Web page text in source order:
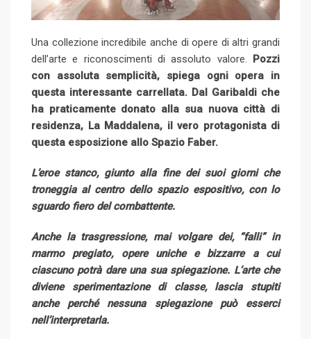
Una collezione incredibile anche di opere di altri grandi
dell’arte e riconoscimenti di assoluto valore. Pozzi
con assoluta semplicità, spiega ogni opera in
questa interessante carrellata. Dal Garibaldi che
ha praticamente donato alla sua nuova città di
residenza, La Maddalena, il vero protagonista di
questa esposizione allo Spazio Faber.
L’eroe stanco, giunto alla fine dei suoi giorni che
troneggia al centro dello spazio espositivo, con lo
sguardo fiero del combattente.
Anche la trasgressione, mai volgare dei, “falli” in
marmo pregiato, opere uniche e bizzarre a cui
ciascuno potrà dare una sua spiegazione. L’arte che
diviene sperimentazione di classe, lascia stupiti
anche perché nessuna spiegazione può esserci
nell’interpretarla.